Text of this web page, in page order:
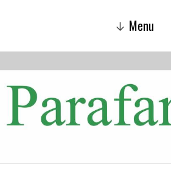
↓ Menu